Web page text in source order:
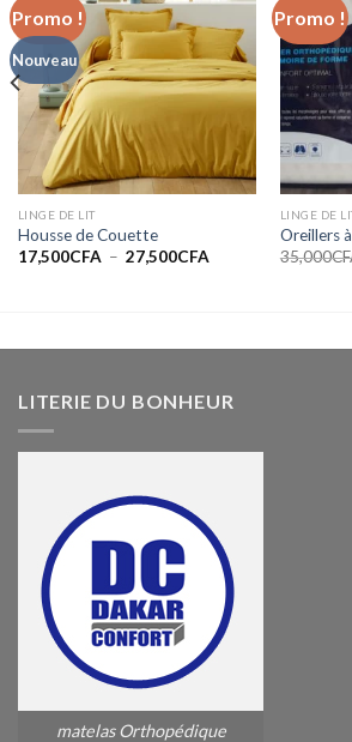
Promo !
Nouveau
LINGE DE LIT
Housse de Couette
17,500CFA – 27,500CFAPlage
Promo !
LINGE DE
Oreillers
35,000
LITERIE DU BONHEUR
matelas Orthopédique